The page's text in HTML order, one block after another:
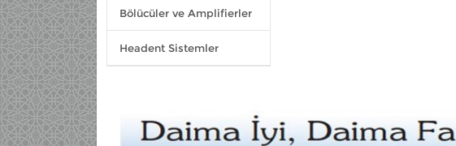
Bölücüler ve Amplifierler
Headent Sistemler